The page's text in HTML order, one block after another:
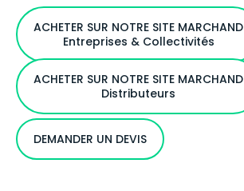
ACHETER SUR NOTRE SITE MARCHAND
Entreprises & Collectivités
ACHETER SUR NOTRE SITE MARCHAND
Distributeurs
DEMANDER UN DEVIS